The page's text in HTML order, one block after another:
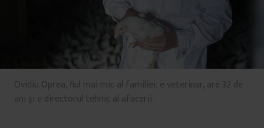
Ovidiu Oprea, fiul mai mic al familiei, e veterinar, are 32 de
ani și e directorul tehnic al afacerii.